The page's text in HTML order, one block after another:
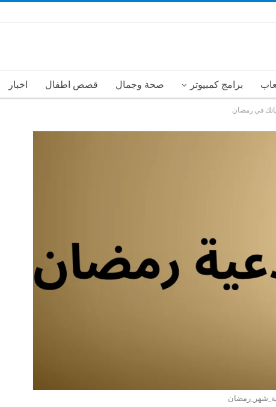
برامج كمبيوتر صحة وجمال قصص اطفال اخبار